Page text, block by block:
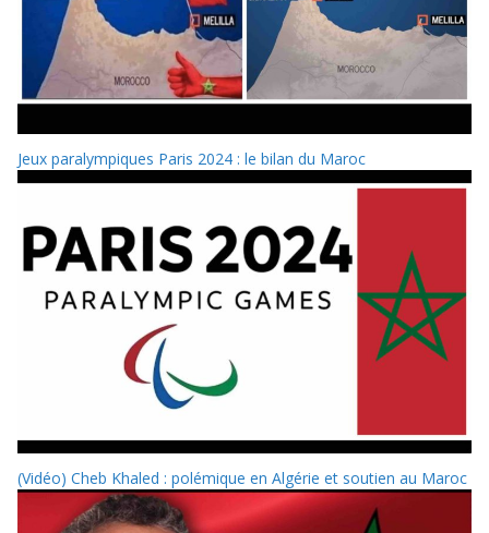
Jeux paralympiques Paris 2024 : le bilan du Maroc
(Vidéo) Cheb Khaled : polémique en Algérie et soutien au Maroc